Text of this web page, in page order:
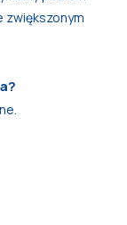
zwiększonym